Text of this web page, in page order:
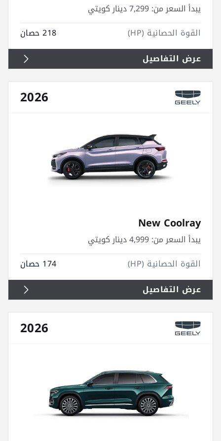
يبدأ السعر من:
القوة الحصانية (HP)
218 حصان
عرض التفاصيل
2026
New Coolray
يبدأ السعر من:
القوة الحصانية (HP)
174 حصان
عرض التفاصيل
2026